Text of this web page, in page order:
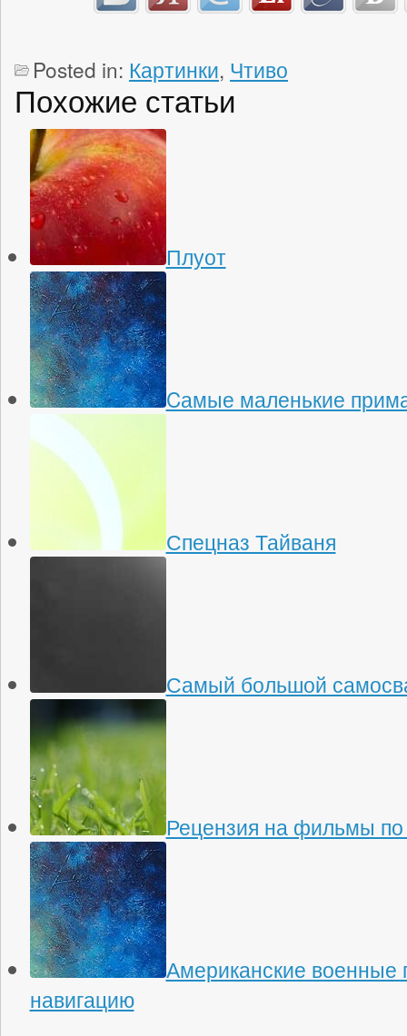
Posted in: Картинки, Чтиво
Похожие статьи
Плуот
Cамые маленькие
Спецназ Тайваня
Самый большой
Рецензия на фильмы по
Американские военные
навигацию